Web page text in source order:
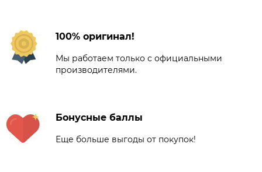
100% оригинал!
Мы работаем только с официальными
производителями.
Бонусные баллы
Еще больше выгоды от покупок!